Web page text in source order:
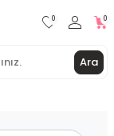
Ara
0 0